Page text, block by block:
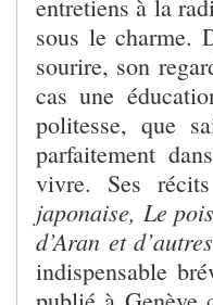
entretiens à la
sous le charme.
sourire, son
cas une
politesse, que
parfaitement
vivre. Ses
japonaise, Le
d’Aran et
indispensable